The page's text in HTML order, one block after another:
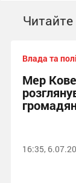
Влада та
Мер
16:35,